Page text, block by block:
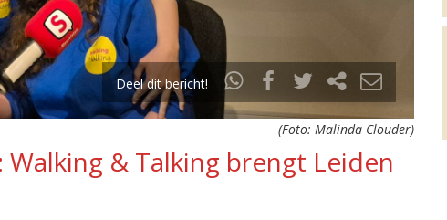
Deel dit bericht!
(Foto: Malinda Clouder)
& Talking brengt Leiden